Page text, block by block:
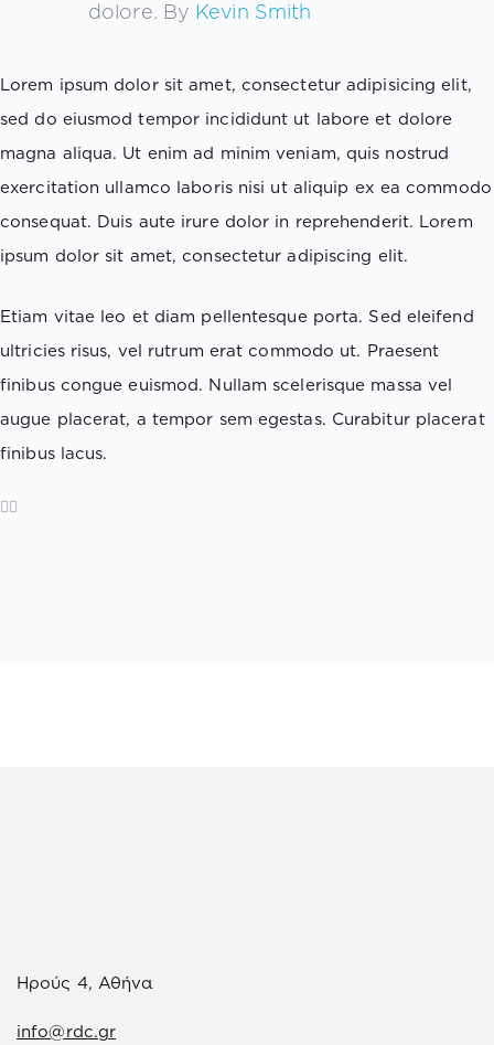
dolore. By Kevin Smith
Lorem ipsum dolor sit amet, consectetur adipisicing elit,
sed do eiusmod tempor incididunt ut labore et dolore
magna aliqua. Ut enim ad minim veniam, quis nostrud
exercitation ullamco laboris nisi ut aliquip ex ea commodo
consequat. Duis aute irure dolor in reprehenderit. Lorem
ipsum dolor sit amet, consectetur adipiscing elit.
Etiam vitae leo et diam pellentesque porta. Sed eleifend
ultricies risus, vel rutrum erat commodo ut. Praesent
finibus congue euismod. Nullam scelerisque massa vel
augue placerat, a tempor sem egestas. Curabitur placerat
finibus lacus.
Ηρούς 4, Αθήνα
info@rdc.gr